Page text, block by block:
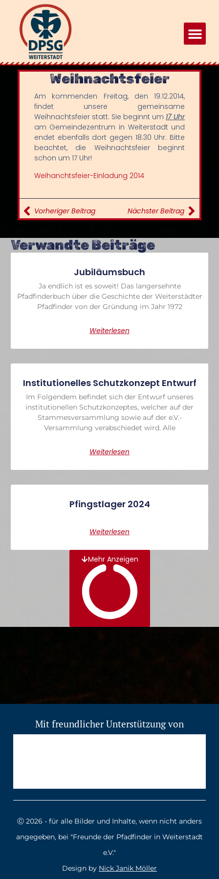
Weihnachtsfeier
Am kommenden Freitag, den 19.12.2014,
findet unsere gemeinsame
Weihnachtsfeier statt. Sie beginnt um 17 Uhr
am Gemeindezentrum in Weiterstadt und
endet ebenfalls dort gegen 18:30 Uhr. Bitte
beachtet, die Weihnachtsfeier beginnt
schon um 17 Uhr!
Weihanchtsfeier-Einladung 2014
Vorheriger Beitrag Nächster Beitrag
Verwandte Beiträge
Jubiläumsbuch
Ja endlich ist es soweit! Das langersehnte
Pfadfinderbuch über die Geschichte der Weiterstädter
Pfadfinder von der Gründung im Jahr 1972
Weiterlesen
Institutionelles Schutzkonzept Entwurf
Im Folgendem befindet sich der Entwurf unseres
institutionellen Schutzkonzeptes, welcher auf der
Stammesversammlung sowie auf der e.V.-
Versammlung verabschiedet wird. Alle
Weiterlesen
Pfingstlager 2024
Weiterlesen
Mehr Anzeigen
Mit freundlicher Unterstützung von
Ⓒ 2026 - für alle Bilder und Inhalte, wenn nicht anders
angegeben, bei "Freunde der Pfadfinder in Weiterstadt
e.V."
Design by Nick Janik Möller